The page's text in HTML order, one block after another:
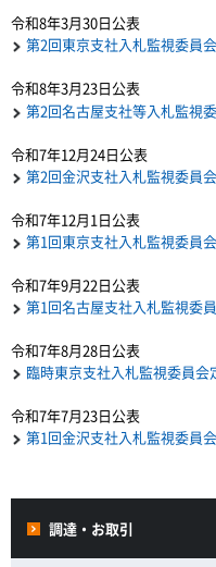
令和8年3月30日公表
第2回東京支社入札監視委員
令和8年3月23日公表
第2回名古屋支社等入札監視
令和7年12月24日公表
第2回金沢支社入札監視委員
令和7年12月1日公表
第1回東京支社入札監視委員
令和7年9月22日公表
第1回名古屋支社入札監視委
令和7年8月28日公表
臨時東京支社入札監視委員会
令和7年7月23日公表
第1回金沢支社入札監視委員
調達・お取引